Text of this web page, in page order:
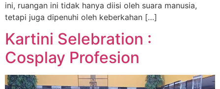
ini, ruangan ini tidak hanya diisi oleh suara manusia,
tetapi juga dipenuhi oleh keberkahan […]
Kartini Selebration :
Cosplay Profesion